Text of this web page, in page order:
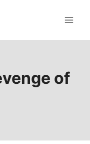
of